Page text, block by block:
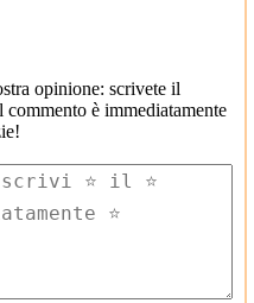
opinione: scrivete il
è immediatamente